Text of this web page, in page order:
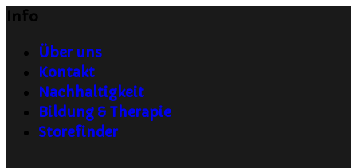
Info
Über uns
Kontakt
Nachhaltigkeit
Bildung & Therapie
Storefinder